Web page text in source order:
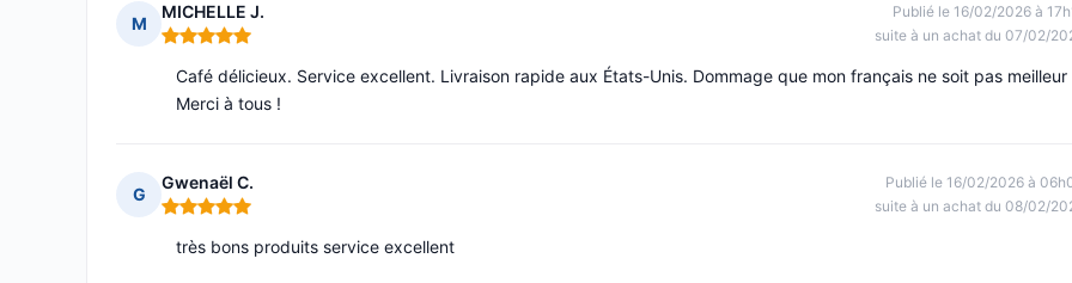
M
MICHELLE J.
Note : 5 sur 5
Publié le 16/02/2026 à
suite à un achat du 07/02/
Café délicieux. Service excellent. Livraison rapide aux États-Unis. Dommage que mon français ne soit pas meilleur
Merci à tous !
G
Gwenaël C.
Note : 5 sur 5
Publié le 16/02/2026 à
suite à un achat du 08/02/
très bons produits service excellent